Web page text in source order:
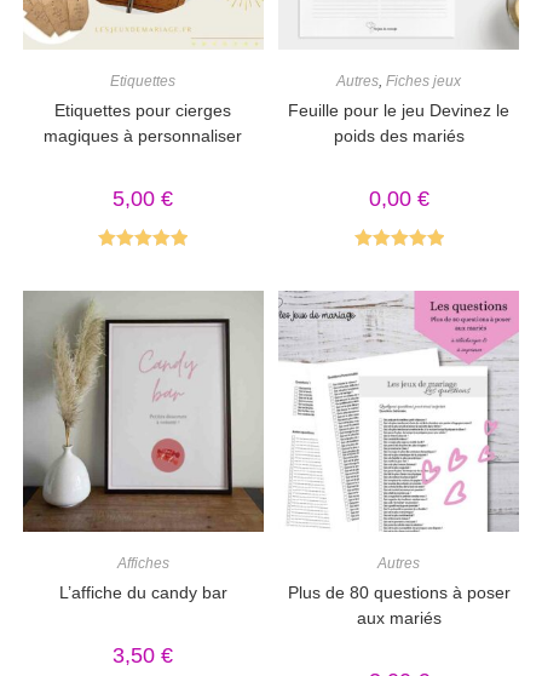
Etiquettes
Etiquettes pour cierges
magiques à personnaliser
5,00€
sur 5
Autres,Fiches jeux
Feuille pour le jeu Devinez le
poids des mariés
0,00 €
sur 5
Affiches
L’affiche du candy bar
3,50€
Autres
Plus de 80 questions à poser
aux mariés